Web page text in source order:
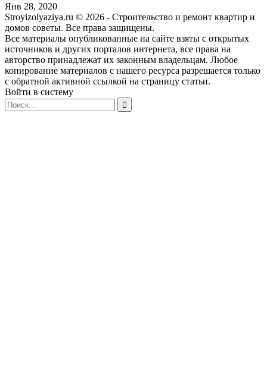
Янв 28, 2020
Stroyizolyaziya.ru © 2026 - Строительство и ремонт квартир и
домов советы. Все права защищены.
Все материалы опубликованные на сайте взяты с открытых
источников и других порталов интернета, все права на
авторство принадлежат их законным владельцам. Любое
копирование материалов с нашего ресурса разрешается только
с обратной активной ссылкой на страницу статьи.
Войти в систему